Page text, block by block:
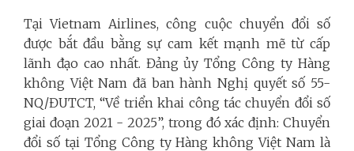
Tại Vietnam Airlines, công cuộc chuyển đổi số
được bắt đầu bằng sự cam kết mạnh mẽ từ cấp
lãnh đạo cao nhất. Đảng ủy Tổng Công ty Hàng
không Việt Nam đã ban hành Nghị quyết số 55-
NQ/ĐUTCT, “Về triển khai công tác chuyển đổi số
giai đoạn 2021 - 2025”, trong đó xác định: Chuyển
đổi số tại Tổng Công ty Hàng không Việt Nam là